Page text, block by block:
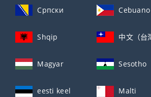
Српски Cebuano
Shqip 中文（台
Magyar Sesotho
eesti keel Malti